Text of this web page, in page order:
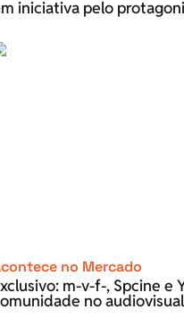
iniciativa pelo
no Mercado
m-v-f-, Spcine e
no audiovisual